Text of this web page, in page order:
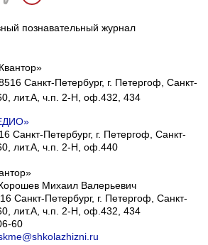
познавательный журнал
Санкт-Петербург, г. Петергоф, Санкт-
лит.А, ч.п. 2-Н, оф.432, 434
Санкт-Петербург, г. Петергоф, Санкт-
лит.А, ч.п. 2-Н, оф.440
Михаил Валерьевич
Санкт-Петербург, г. Петергоф Санкт-
лит.А, ч.п. 2-Н, оф.432, 434
60